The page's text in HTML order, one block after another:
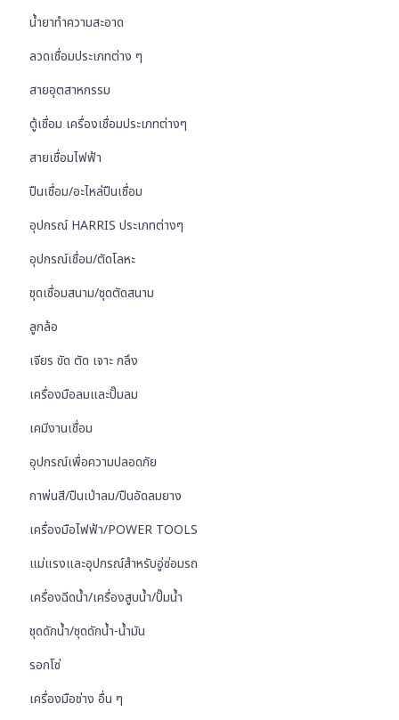
น้ำยาทำความสะอาด
ลวดเชื่อมประเภทต่าง ๆ
สายอุตสาหกรรม
ตู้เชื่อม เครื่องเชื่อมประเภทต่างๆ
สายเชื่อมไฟฟ้า
ปืนเชื่อม/อะไหล่ปืนเชื่อม
อุปกรณ์ HARRIS ประเภทต่างๆ
อุปกรณ์เชื่อม/ตัดโลหะ
ชุดเชื่อมสนาม/ชุดตัดสนาม
ลูกล้อ
เจียร ขัด ตัด เจาะ กลึง
เครื่องมือลมและปั๊มลม
เคมีงานเชื่อม
อุปกรณ์เพื่อความปลอดภัย
กาพ่นสี/ปืนเป่าลม/ปืนอัดลมยาง
เครื่องมือไฟฟ้า/POWER TOOLS
แม่แรงและอุปกรณ์สำหรับอู่ซ่อมรถ
เครื่องฉีดน้ำ/เครื่องสูบน้ำ/ปั๊มน้ำ
ชุดดักน้ำ/ชุดดักน้ำ-น้ำมัน
รอกโซ่
เครื่องมือช่าง อื่น ๆ